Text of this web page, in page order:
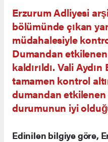
Erzurum Adliyesi
bölümünde çıkan
müdahalesiyle
Dumandan
kaldırıldı. Vali
tamamen kontrol
dumandan etkilenen
durumunun iyi
Edinilen bilgiye göre,